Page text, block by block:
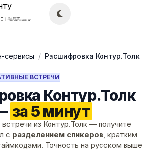
сервисы / Расшифровка Контур.Толк
ВСТРЕЧИ
Контур.Толк
за 5 минут
встречи из Контур.Толк — получите
с разделением спикеров, кратким
Точность на русском выше